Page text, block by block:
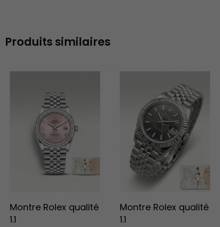
Produits similaires
Montre Rolex qualité
1.1
Montre Rolex qualité
1.1